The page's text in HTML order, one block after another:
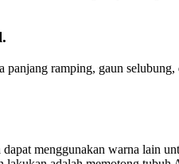
panjang ramping, gaun selubung,
menggunakan warna lain